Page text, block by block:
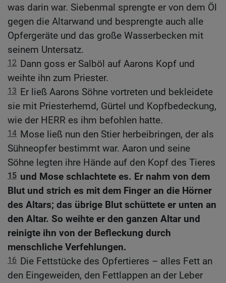
was darin war. Siebenmal sprengte er von dem Öl
gegen die Altarwand und besprengte auch alle
Opfergeräte und das große Wasserbecken mit
seinem Untersatz.
12 Dann goss er Salböl auf Aarons Kopf und
weihte ihn zum Priester.
13 Er ließ Aarons Söhne vortreten und bekleidete
sie mit Priesterhemd, Gürtel und Kopfbedeckung,
wie der HERR es ihm befohlen hatte.
14 Mose ließ nun den Stier herbeibringen, der als
Sühneopfer bestimmt war. Aaron und seine
Söhne legten ihre Hände auf den Kopf des Tieres
15 und Mose schlachtete es. Er nahm von dem
Blut und strich es mit dem Finger an die Hörner
des Altars; das übrige Blut schüttete er unten an
den Altar. So weihte er den ganzen Altar und
reinigte ihn von der Befleckung durch
menschliche Verfehlungen.
16 Die Fettstücke des Opfertieres – alles Fett an
den Eingeweiden, den Fettlappen an der Leber